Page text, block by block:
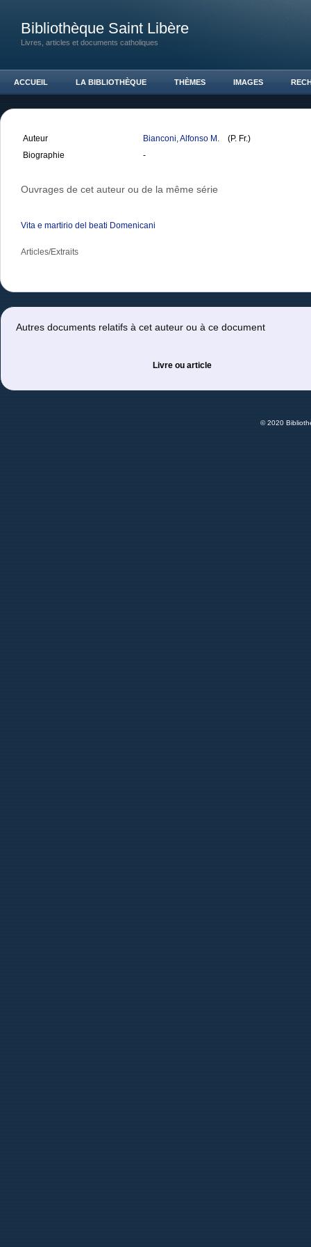
Bibliothèque Saint Libère
Livres, articles et documents catholiques
ACCUEIL LA BIBLIOTHÈQUE THÈMES IMAGES
Auteur Bianconi, Alfonso M.
(P. Fr.)
Biographie
-
Ouvrages de cet auteur ou de la même série
Vita e martirio del beati Domenicani
Articles/Extraits
Autres documents relatifs à cet auteur ou à ce document
Livre ou article
© 2020